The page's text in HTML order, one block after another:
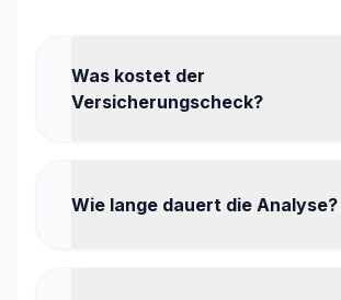
Was kostet der
Versicherungscheck?
Wie lange dauert die Analyse?